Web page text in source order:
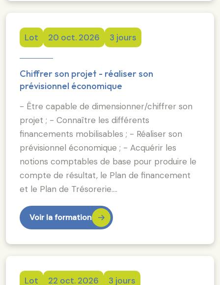
Lot 20 oct. 2026 3 jours
Chiffrer son projet - réaliser son
prévisionnel économique
- Être capable de dimensionner/chiffrer son
projet ; - Connaître les différents
financements mobilisables ; - Réaliser son
prévisionnel économique ; - Acquérir les
notions comptables de base pour produire le
compte de résultat, le Plan de financement
et le Plan de Trésorerie.…
Voir la formation
Lot 22 oct. 2026 3 jours